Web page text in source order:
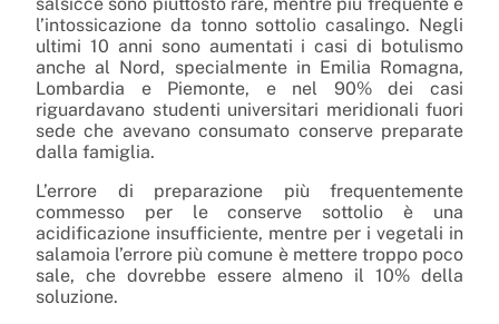
l’intossicazione da tonno sottolio casalingo. Negli
ultimi 10 anni sono aumentati i casi di botulismo
anche al Nord, specialmente in Emilia Romagna,
Lombardia e Piemonte, e nel 90% dei casi
riguardavano studenti universitari meridionali fuori
sede che avevano consumato conserve preparate
dalla famiglia.
L’errore di preparazione più frequentemente
commesso per le conserve sottolio è una
acidificazione insufficiente, mentre per i vegetali in
salamoia l’errore più comune è mettere troppo poco
sale, che dovrebbe essere almeno il 10% della
soluzione.